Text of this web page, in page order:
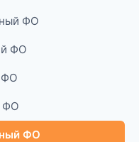
ФО
ФО
ФО
ФО
ФО